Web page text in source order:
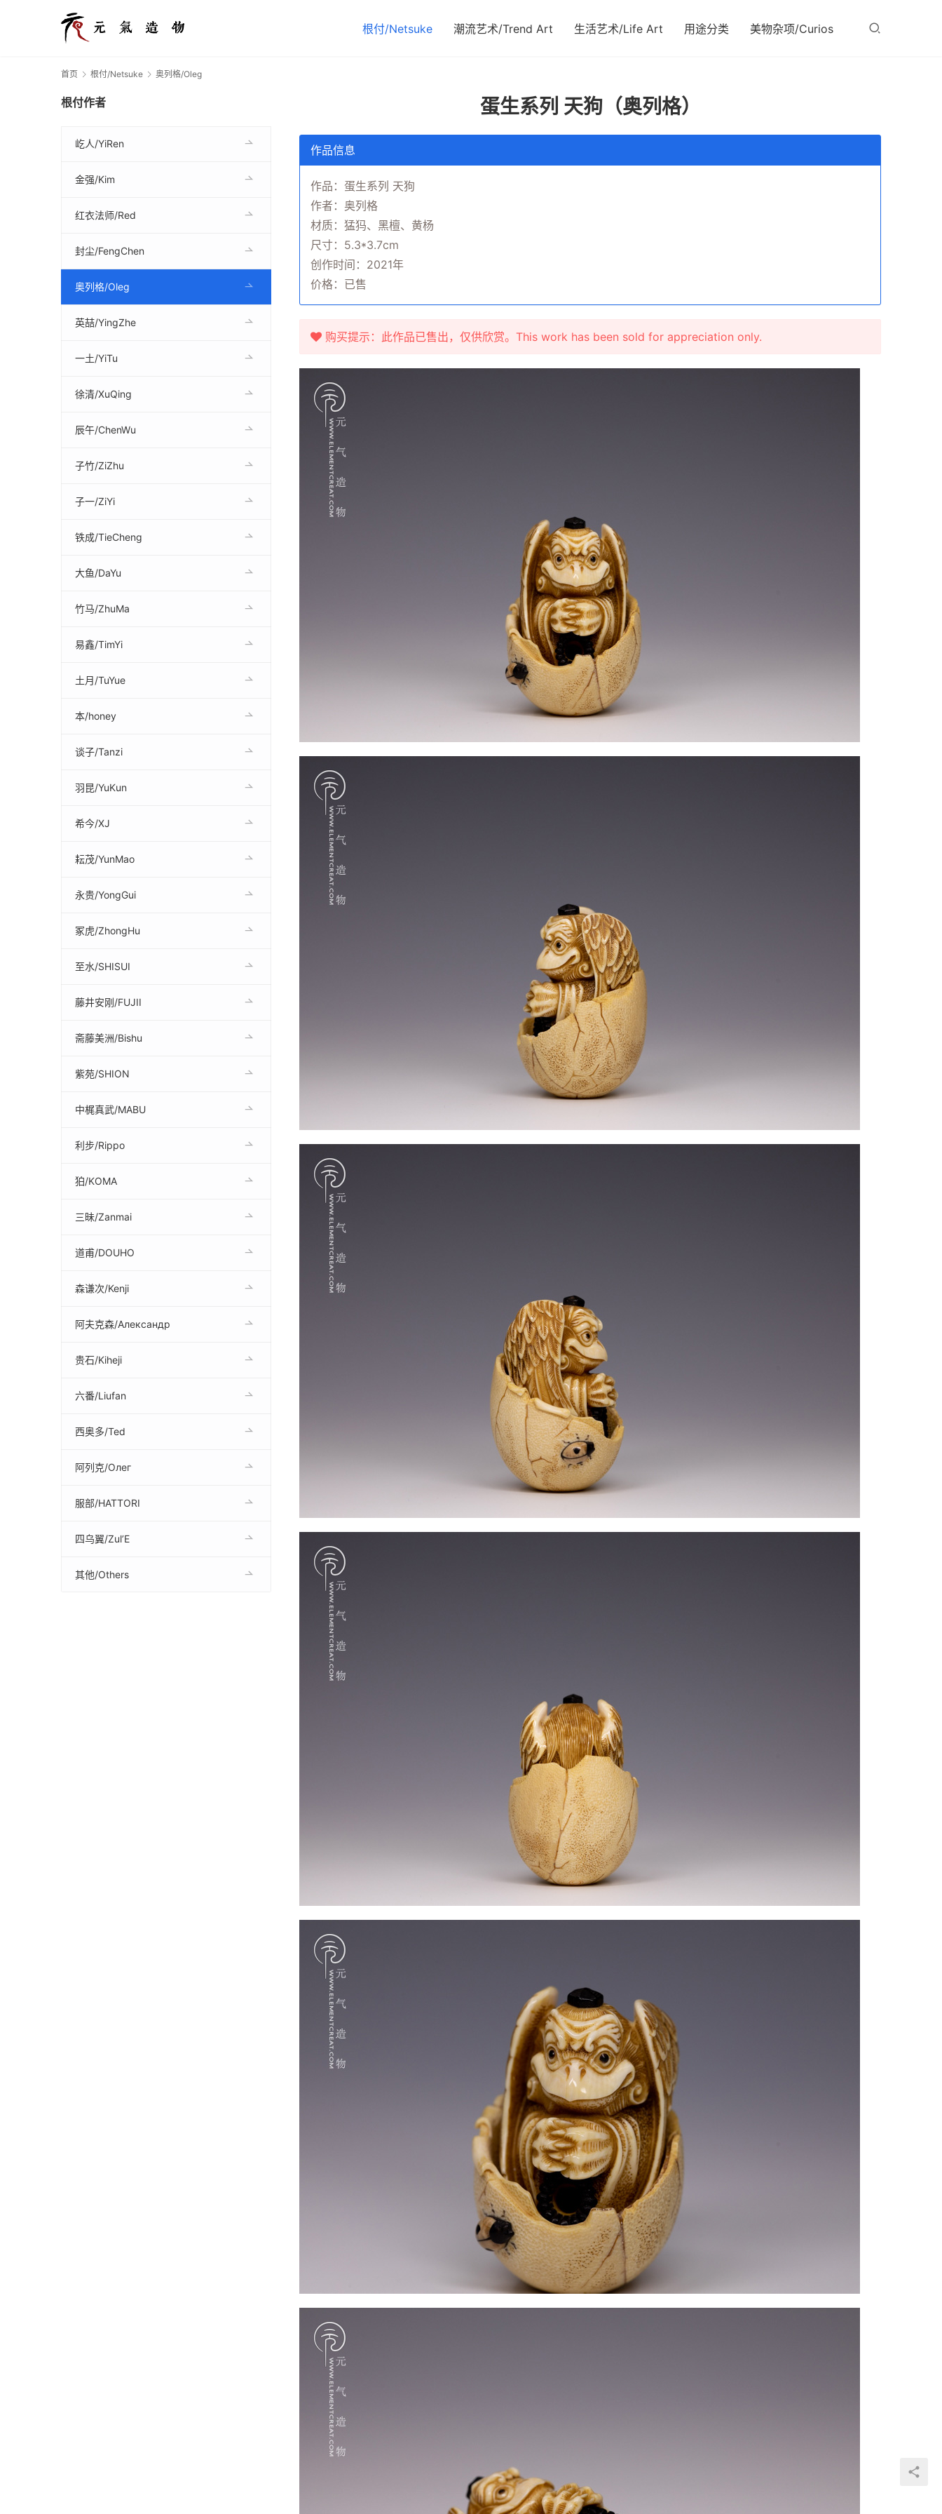
根付/Netsuke 潮流艺术/Trend Art 生活艺术/Life Art 用途分类 美物杂项/Curios
首页 根付/Netsuke 奥列格/Oleg
蛋生系列 天狗（奥列格）
作品信息
作品：蛋生系列 天狗
作者：奥列格
材质：猛犸、黑檀、黄杨
尺寸：5.3*3.7cm
创作时间：2021年
价格：已售
购买提示：此作品已售出，仅供欣赏。This work has been sold for appreciation only.
根付作者
屹人/YiRen
金强/Kim
红衣法师/Red
封尘/FengChen
奥列格/Oleg
英喆/YingZhe
一土/YiTu
徐清/XuQing
辰午/ChenWu
子竹/ZiZhu
子一/ZiYi
铁成/TieCheng
大鱼/DaYu
竹马/ZhuMa
易鑫/TimYi
土月/TuYue
本/honey
谈子/Tanzi
羽昆/YuKun
希今/XJ
耘茂/YunMao
永贵/YongGui
冢虎/ZhongHu
至水/SHISUI
藤井安刚/FUJII
斋藤美洲/Bishu
紫苑/SHION
中梶真武/MABU
利步/Rippo
狛/KOMA
三昧/Zanmai
道甫/DOUHO
森谦次/Kenji
阿夫克森/Александр
贵石/Kiheji
六番/Liufan
西奥多/Ted
阿列克/Олег
服部/HATTORI
四乌翼/Zul’E
其他/Others